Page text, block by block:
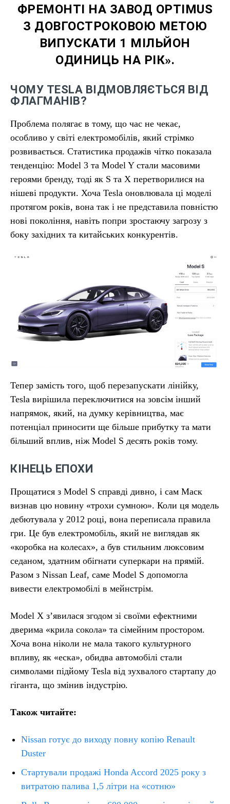
ФРЕМОНТІ НА ЗАВОД OPTIMUS
З ДОВГОСТРОКОВОЮ МЕТОЮ
ВИПУСКАТИ 1 МІЛЬЙОН
ОДИНИЦЬ НА РІК».
ЧОМУ TESLA ВІДМОВЛЯЄТЬСЯ ВІД
ФЛАГМАНІВ?
Проблема полягає в тому, що час не чекає,
особливо у світі електромобілів, який стрімко
розвивається. Статистика продажів чітко показала
тенденцію: Model 3 та Model Y стали масовими
героями бренду, тоді як S та X перетворилися на
нішеві продукти. Хоча Tesla оновлювала ці моделі
протягом років, вона так і не представила повністю
нові покоління, навіть попри зростаючу загрозу з
боку західних та китайських конкурентів.
Тепер замість того, щоб перезапускати лінійку,
Tesla вирішила переключитися на зовсім інший
напрямок, який, на думку керівництва, має
потенціал приносити ще більше прибутку та мати
більший вплив, ніж Model S десять років тому.
КІНЕЦЬ ЕПОХИ
Прощатися з Model S справді дивно, і сам Маск
визнав цю новину «трохи сумною». Коли ця модель
дебютувала у 2012 році, вона переписала правила
гри. Це був електромобіль, який не виглядав як
«коробка на колесах», а був стильним люксовим
седаном, здатним обігнати суперкари на прямій.
Разом з Nissan Leaf, саме Model S допомогла
вивести електромобілі в мейнстрім.
Model X з’явилася згодом зі своїми ефектними
дверима «крила сокола» та сімейним простором.
Хоча вона ніколи не мала такого культурного
впливу, як «еска», обидва автомобілі стали
символами підйому Tesla від зухвалого стартапу до
гіганта, що змінив індустрію.
Також читайте:
Nissan готує до виходу повну копію Renault
Duster
Стартували продажі Honda Accord 2025 року з
витратою палива 1,5 літри на «сотню»